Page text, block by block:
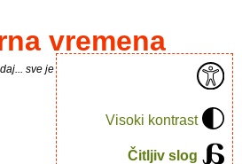
Visoki kontrast
Čitljiv slog
vremena
sve je puno knjiga.